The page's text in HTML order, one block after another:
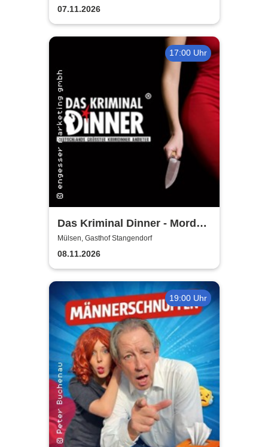
Zwischentöne ausverkauft
07.11.2026
17:00 Uhr
Das Kriminal Dinner - Mord
auf der Firmenfeier
Mülsen, Gasthof Stangendorf
08.11.2026
19:00 Uhr